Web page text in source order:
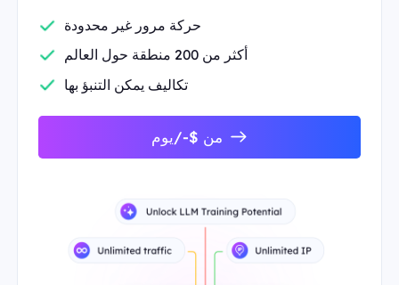
حركة مرور غير محدودة
أكثر من 200 منطقة حول العالم
تكاليف يمكن التنبؤ بها
من $-/يوم